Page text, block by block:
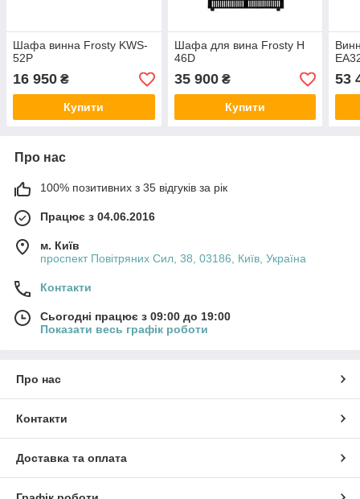
Шафа винна Frosty KWS-
52P
16 950 ₴
Купити
Шафа для вина Frosty H
46D
35 900₴
Купити
53
Про нас
100% позитивних з 35 відгуків за рік
Працює з 04.06.2016
м. Київ
проспект Повітряних Сил, 38, 03186, Київ, Україна
Контакти
Сьогодні працює з 09:00 до 19:00
Показати весь графік роботи
Про нас
Контакти
Доставка та оплата